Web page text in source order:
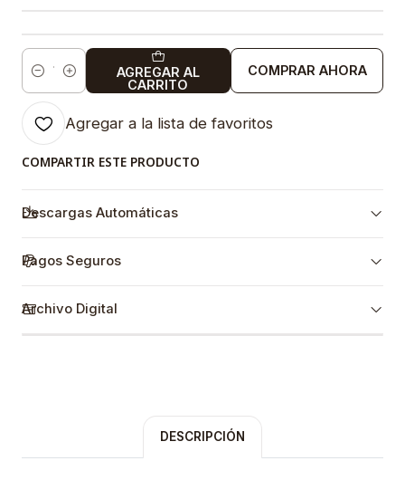
Cantidad
AGREGAR AL
CARRITO
COMPRAR AHORA
Agregar a la lista de favoritos
COMPARTIR ESTE PRODUCTO
Descargas Automáticas
Pagos Seguros
Archivo Digital
DESCRIPCIÓN